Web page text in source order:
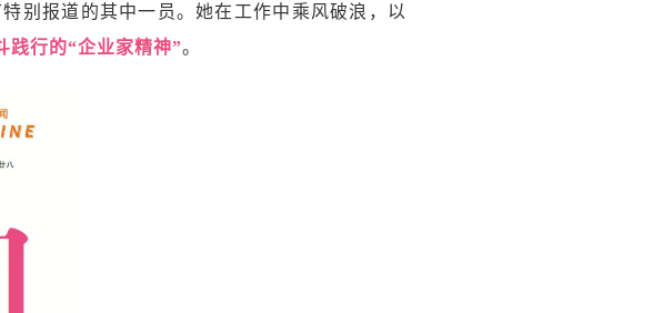
别报道的其中一员。她在工作中乘风破浪，以
践行的“企业家精神”。